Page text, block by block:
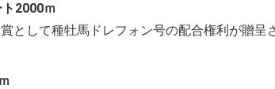
2000ｍ
して種牡馬ドレフォン号の配合権利が贈呈